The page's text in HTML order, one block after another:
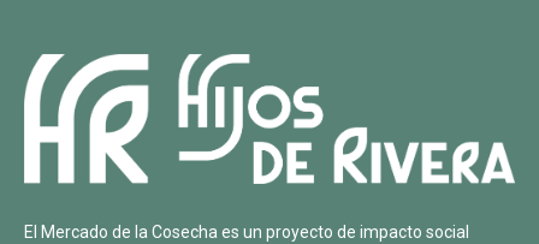
El Mercado de la Cosecha es un proyecto de impacto social